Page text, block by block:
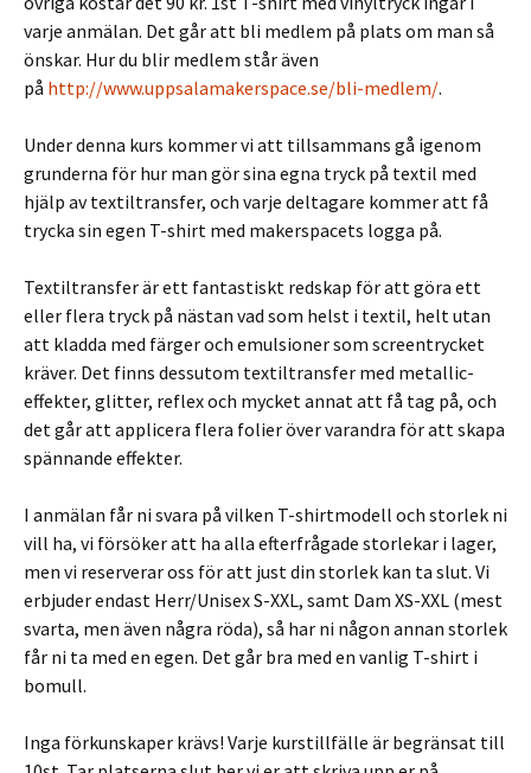
varje anmälan. Det går att bli medlem på plats om man så
önskar. Hur du blir medlem står även
på http://www.uppsalamakerspace.se/bli-medlem/.
Under denna kurs kommer vi att tillsammans gå igenom
grunderna för hur man gör sina egna tryck på textil med
hjälp av textiltransfer, och varje deltagare kommer att få
trycka sin egen T-shirt med makerspacets logga på.
Textiltransfer är ett fantastiskt redskap för att göra ett
eller flera tryck på nästan vad som helst i textil, helt utan
att kladda med färger och emulsioner som screentrycket
kräver. Det finns dessutom textiltransfer med metallic-
effekter, glitter, reflex och mycket annat att få tag på, och
det går att applicera flera folier över varandra för att skapa
spännande effekter.
I anmälan får ni svara på vilken T-shirtmodell och storlek ni
vill ha, vi försöker att ha alla efterfrågade storlekar i lager,
men vi reserverar oss för att just din storlek kan ta slut. Vi
erbjuder endast Herr/Unisex S-XXL, samt Dam XS-XXL (mest
svarta, men även några röda), så har ni någon annan storlek
får ni ta med en egen. Det går bra med en vanlig T-shirt i
bomull.
Inga förkunskaper krävs! Varje kurstillfälle är begränsat till